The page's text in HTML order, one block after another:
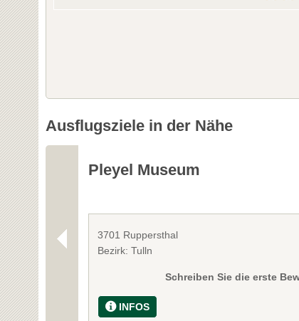
Ausflugsziele in der Nähe
Pleyel Museum
3701 Ruppersthal
Bezirk: Tulln
Schreiben Sie die erste
INFOS